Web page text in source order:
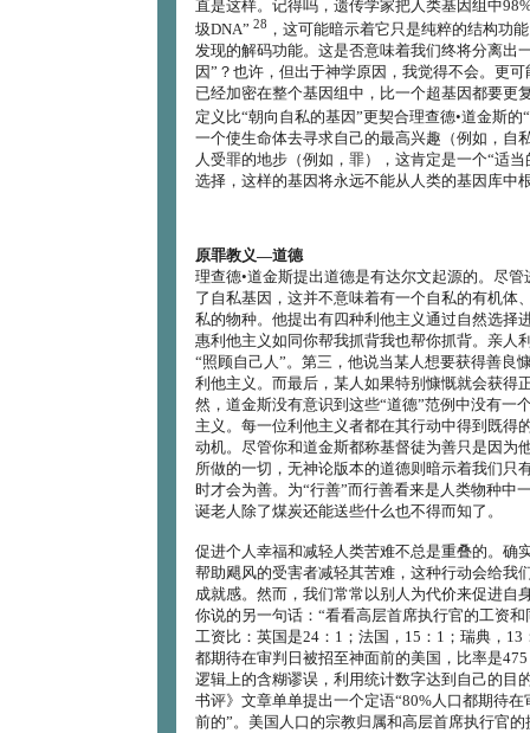
直是这样。记得吗，遗传学家把人类基因组中
圾DNA” 28 ，这可能暗示着它只是纯粹的结构功
发现的解码功能。这是否意味着我们终将分离出
因”？也许，但出于神学原因，我觉得不会。更可
已经加密在整个基因组中，比一个超基因都要更
定义比“朝向自私的基因”更契合理查德•道金斯的
一个使生命体去寻求自己的最高兴趣（例如，自
人受罪的地步（例如，罪），这肯定是一个“适
选择，这样的基因将永远不能从人类的基因库中
原罪教义―道德
理查德•道金斯提出道德是有达尔文起源的。尽管
了自私基因，这并不意味着有一个自私的有机体
私的物种。他提出有四种利他主义通过自然选择
惠利他主义如同你帮我抓背我也帮你抓背。亲人
“照顾自己人”。第三，他说当某人想要获得善良
利他主义。而最后，某人如果特别慷慨就会获得
然，道金斯没有意识到这些“道德”范例中没有一
主义。每一位利他主义者都在其行动中得到既得
动机。尽管你和道金斯都称基督徒为善只是因为
所做的一切，无神论版本的道德则暗示着我们只
时才会为善。为“行善”而行善看来是人类物种中
诞老人除了煤炭还能送些什么也不得而知了。
促进个人幸福和减轻人类苦难不总是重叠的。确
帮助飓风的受害者减轻其苦难，这种行动会给我
成就感。然而，我们常常以别人为代价来促进自
你说的另一句话：“看看高层首席执行官的工资
工资比：英国是24：1；法国，15：1；瑞典，13
都期待在审判日被招至神面前的美国，比率是
逻辑上的含糊谬误，利用统计数字达到自己的目
书评》文章单单提出一个定语“80%人口都期待在
前的”。美国人口的宗教归属和高层首席执行官